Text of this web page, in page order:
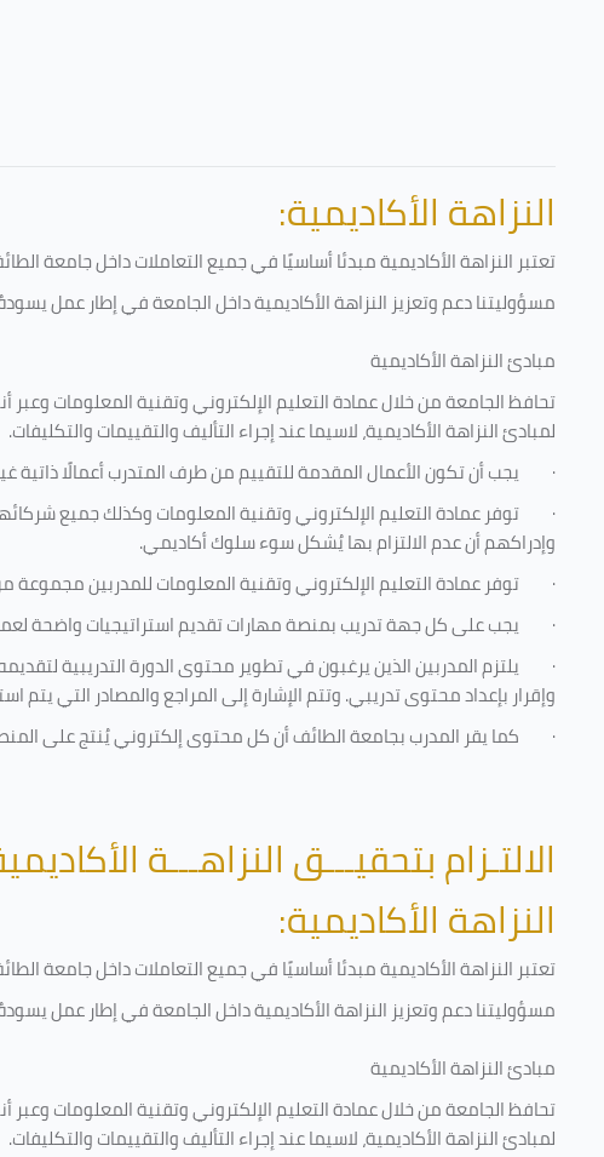
النزاهة الأكاديمية:
تعتبر النزاهة الأكاديمية مبدئا أساسيًا في جميع التعاملات داخل جامعة
مسؤوليتنا دعم وتعزيز النزاهة الأكاديمية داخل الجامعة في إطار عمل
مبادئ النزاهة الأكاديمية
تحافظ الجامعة من خلال عمادة التعليم الإلكتروني وتقنية المعلومات
لمبادئ النزاهة الأكاديمية، لاسيما عند إجراء التأليف والتقييمات والتكليفات.
· يجب أن تكون الأعمال المقدمة للتقييم من طرف المتدرب أعمالًا
· توفر عمادة التعليم الإلكتروني وتقنية المعلومات وكذلك جميع
وإدراكهم أن عدم الالتزام بها يُشكل سوء سلوك أكاديمي.
· توفر عمادة التعليم الإلكتروني وتقنية المعلومات للمدربين مجموعة من
· يجب على كل جهة تدريب بمنصة مهارات تقديم استراتيجيات واضحة
· يلتزم المدربين الذين يرغبون في تطوير محتوى الدورة التدريبية
وإقرار بإعداد محتوى تدريبي. وتتم الإشارة إلى المراجع والمصادر التي
· كما يقر المدرب بجامعة الطائف أن كل محتوى إلكتروني يُنتج على
الالتـزام بتحقيـــق النزاهـــة
النزاهة الأكاديمية:
تعتبر النزاهة الأكاديمية مبدئا أساسيًا في جميع التعاملات داخل جامعة
مسؤوليتنا دعم وتعزيز النزاهة الأكاديمية داخل الجامعة في إطار عمل
مبادئ النزاهة الأكاديمية
تحافظ الجامعة من خلال عمادة التعليم الإلكتروني وتقنية المعلومات
لمبادئ النزاهة الأكاديمية، لاسيما عند إجراء التأليف والتقييمات والتكليفات.